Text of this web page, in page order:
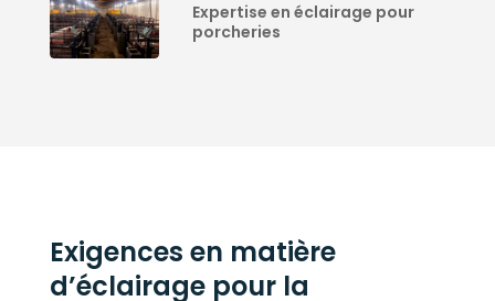
Expertise en éclairage pour
porcheries
Exigences en matière
d’éclairage pour la